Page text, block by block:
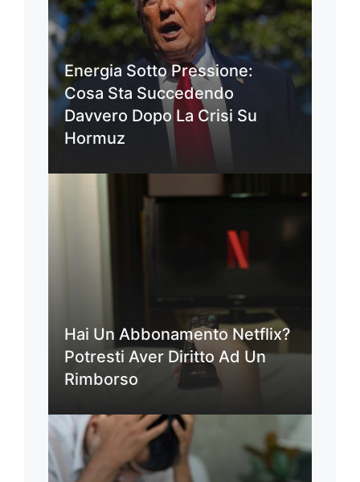
Energia Sotto Pressione:
Cosa Sta Succedendo
Davvero Dopo La Crisi Su
Hormuz
Hai Un Abbonamento Netflix?
Potresti Aver Diritto Ad Un
Rimborso